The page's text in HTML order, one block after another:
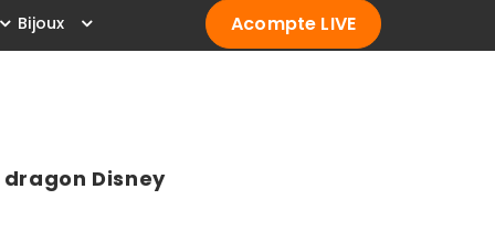
Bijoux Acompte LIVE
Disney